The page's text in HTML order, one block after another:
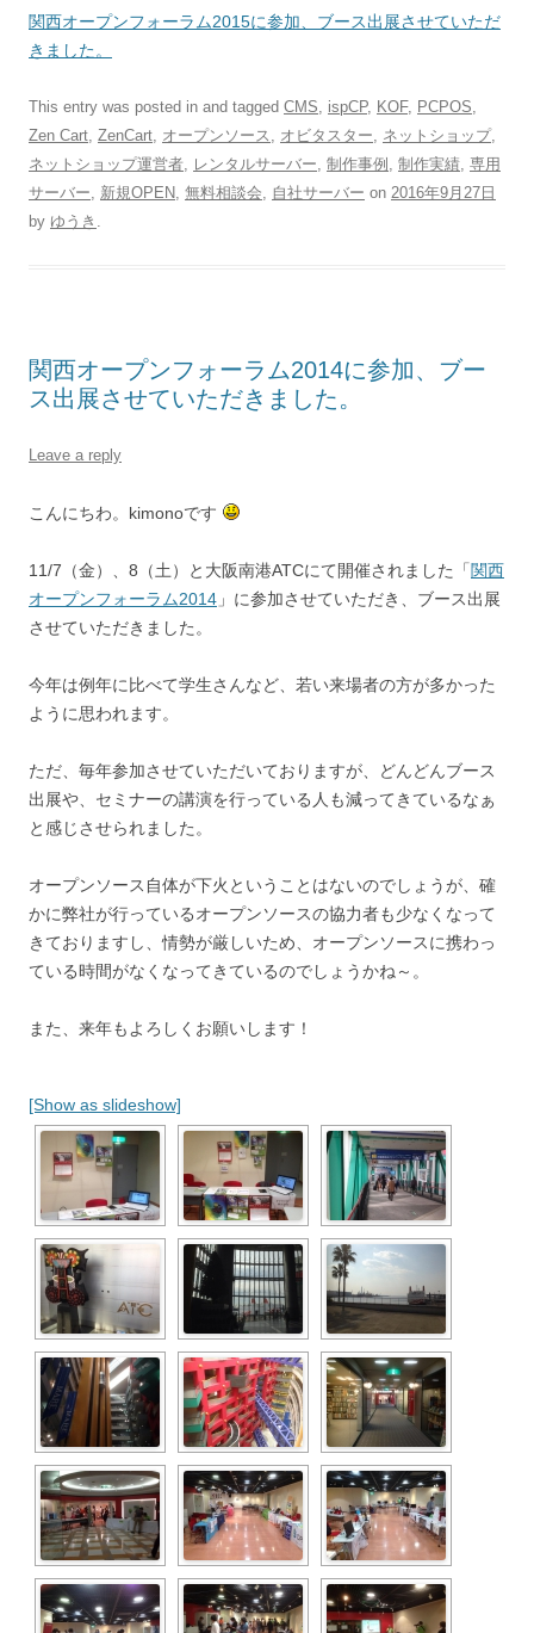
関西オープンフォーラム2015に参加、ブース出展させていただ
きました。
This entry was posted in and tagged CMS ispCP, KOF, PCPOS
Zen Cart ZenCart オープンソース オビタスター ネットショップ,
ネットショップ運営者
レンタルサーバー 制作事例 制作実績 専用
サーバー
新規OPEN 無料相談会 自社サーバー on 2016年9月27日
by ゆうき
関西オープンフォーラム2014に参加、ブー
ス出展させていただきました。
Leave a reply
こんにちわ。kimonoです
11/7（金）、8（土）と大阪南港ATCにて開催されました「関西
オープンフォーラム2014 」に参加させていただき、ブース出展
させていただきました。
今年は例年に比べて学生さんなど、若い来場者の方が多かった
ように思われます。
ただ、毎年参加させていただいておりますが、どんどんブース
出展や、セミナーの講演を行っている人も減ってきているなぁ
と感じさせられました。
オープンソース自体が下火ということはないのでしょうが、確
かに弊社が行っているオープンソースの協力者も少なくなって
きておりますし、情勢が厳しいため、オープンソースに携わっ
ている時間がなくなってきているのでしょうかね～。
また、来年もよろしくお願いします！
[Show as slideshow]